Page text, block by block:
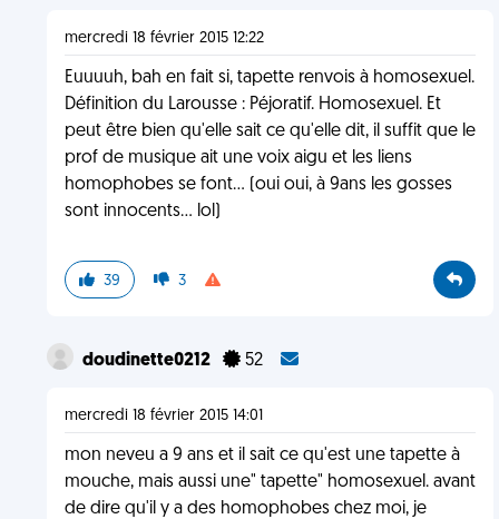
mercredi 18 février 2015 12:22
Euuuuh, bah en fait si, tapette renvois à homosexuel.
Définition du Larousse : Péjoratif. Homosexuel. Et
peut être bien qu'elle sait ce qu'elle dit, il suffit que le
prof de musique ait une voix aigu et les liens
homophobes se font... (oui oui, à 9ans les gosses
sont innocents... lol)
39 3
doudinette0212 52
mercredi 18 février 2015 14:01
mon neveu a 9 ans et il sait ce qu'est une tapette à
mouche, mais aussi une" tapette" homosexuel. avant
de dire qu'il y a des homophobes chez moi, je